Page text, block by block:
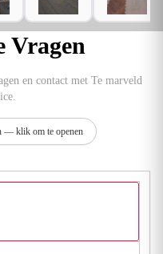
Vragen
en contact met Te marveld
— klik om te openen